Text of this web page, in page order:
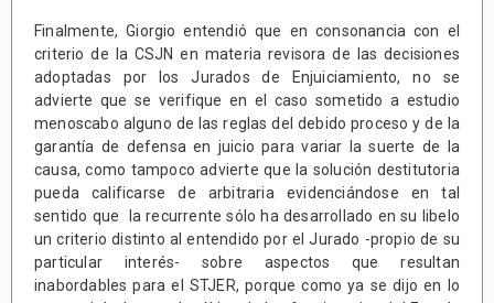
Finalmente, Giorgio entendió que en consonancia con el
criterio de la CSJN en materia revisora de las decisiones
adoptadas por los Jurados de Enjuiciamiento, no se
advierte que se verifique en el caso sometido a estudio
menoscabo alguno de las reglas del debido proceso y de la
garantía de defensa en juicio para variar la suerte de la
causa, como tampoco advierte que la solución destitutoria
pueda calificarse de arbitraria evidenciándose en tal
sentido que la recurrente sólo ha desarrollado en su libelo
un criterio distinto al entendido por el Jurado -propio de su
particular interés- sobre aspectos que resultan
inabordables para el STJER, porque como ya se dijo en lo